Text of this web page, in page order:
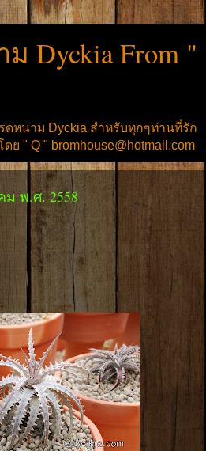
Dyckia From "
หนาม Dyckia สำหรับทุกๆท่านที่รัก
ย " Q " bromhouse@hotmail.com
พ.ศ. 2558